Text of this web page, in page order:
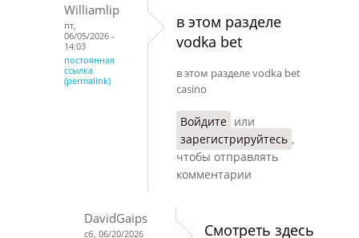
Williamlip
пт,
06/05/2026 -
14:03
постоянная
ссылка
(permalink)
в этом разделе
vodka bet
в этом разделе vodka bet
casino
Войдите или
зарегистрируйтесь ,
чтобы отправлять
комментарии
DavidGaips
сб, 06/20/2026
Смотреть здесь